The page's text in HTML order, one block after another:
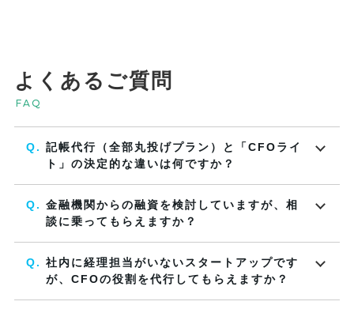
よくあるご質問
FAQ
記帳代行（全部丸投げプラン）と「CFOライ
ト」の決定的な違いは何ですか？
金融機関からの融資を検討していますが、相
談に乗ってもらえますか？
社内に経理担当がいないスタートアップです
が、CFOの役割を代行してもらえますか？